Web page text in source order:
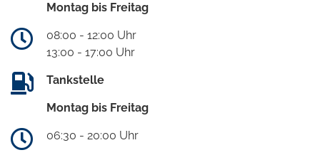
Montag bis Freitag
08:00 - 12:00 Uhr
13:00 - 17:00 Uhr
Tankstelle
Montag bis Freitag
06:30 - 20:00 Uhr